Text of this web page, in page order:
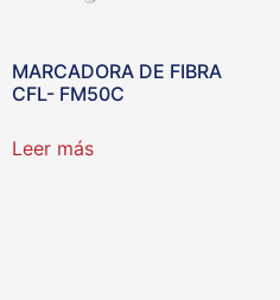
MARCADORA DE FIBRA
CFL- FM50C
Leer más